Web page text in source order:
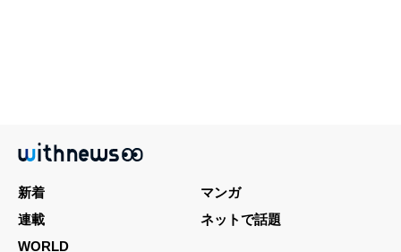
新着
マンガ
連載
ネットで話題
WORLD